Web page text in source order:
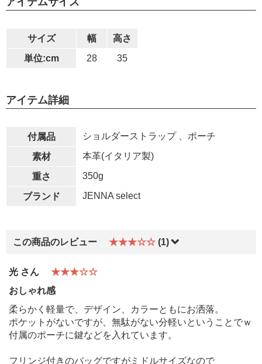
サイズ 幅
高さ
単位:cm
28 35
アイテム詳細
付属品 ショルダーストラップ 、ポーチ
素材 本革(イタリア製)
重さ 350g
ブランド JENNA select
この商品のレビュー ★★★☆☆ (1)
光 さん
★★★☆☆
おしゃれ感
柔らかく軽量で、デザイン、カラーともにお洒落。
ポケットがないですが、無駄がない分軽いということでｗ
付属のポーチに鍵などを入れています。
フリンジ付きのバッグですがミドルサイズなので